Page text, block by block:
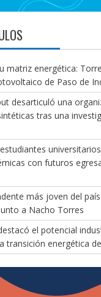
matriz energética:
de Paso de
desarticuló una
tras una
estudiantes
con futuros
más joven del
a Nacho Torres
el potencial
transición energética